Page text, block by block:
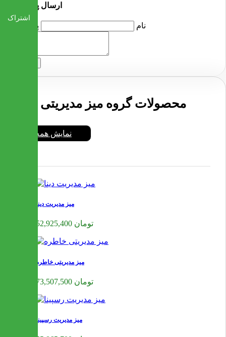
ارسال پرسش
نام پرسش
محصولات گروه میز مدیریتی
نمایش همه
میز مدیریت دینا
52,925,400 تومان
میز مدیریتی خاطره
73,507,500 تومان
میز مدیریت رسپینا
اشتراک